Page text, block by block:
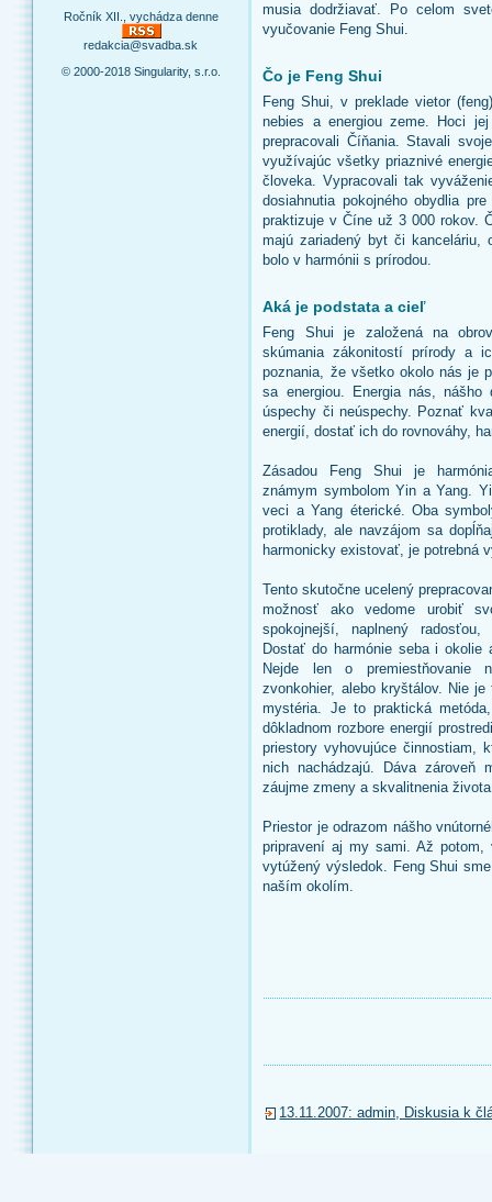
Ročník XII., vychádza denne
redakcia@svadba.sk
© 2000-2018 Singularity, s.r.o.
musia dodržiavať. Po celom
vyučovanie Feng Shui.
Čo je Feng Shui
Feng Shui, v preklade vietor
nebies a energiou zeme. Hoci
prepracovali Číňania. Stavali
využívajúc všetky priaznivé
človeka. Vypracovali tak
dosiahnutia pokojného obydlia
praktizuje v Číne už 3 000 rokov.
majú zariadený byt či kanceláriu,
bolo v harmónii s prírodou.
Aká je podstata a cieľ
Feng Shui je založená na
skúmania zákonitostí prírody a
poznania, že všetko okolo nás je
sa energiou. Energia nás, nášho
úspechy či neúspechy. Poznať
energií, dostať ich do rovnováhy,
Zásadou Feng Shui je
známym symbolom Yin a Yang.
veci a Yang éterické. Oba
protiklady, ale navzájom sa
harmonicky existovať, je potrebná
Tento skutočne ucelený
možnosť ako vedome urobiť
spokojnejší, naplnený
Dostať do harmónie seba i
Nejde len o premiestňovanie
zvonkohier, alebo kryštálov. Nie
mystéria. Je to praktická
dôkladnom rozbore energií
priestory vyhovujúce
nich nachádzajú. Dáva zároveň
záujme zmeny a skvalitnenia
Priestor je odrazom nášho
pripravení aj my sami. Až
vytúžený výsledok. Feng Shui
naším okolím.
13.11.2007: admin, Diskusia k